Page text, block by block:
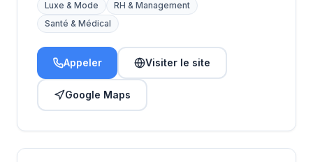
Luxe & Mode
RH & Management
Santé & Médical
Appeler Visiter le site
Google Maps